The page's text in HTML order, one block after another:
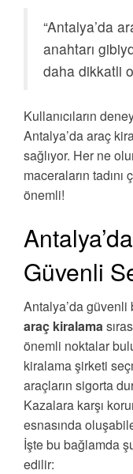
“Antalya’da
anahtarı
daha dikkatli
Kullanıcıların
Antalya’da araç
sağlıyor. Her ne
maceraların
önemli!
Güvenli
Antalya’da
araç kiralama
önemli noktalar
kiralama şirketi
araçların sigorta
Kazalara karşı
esnasında
İşte bu bağlamda
edilir: